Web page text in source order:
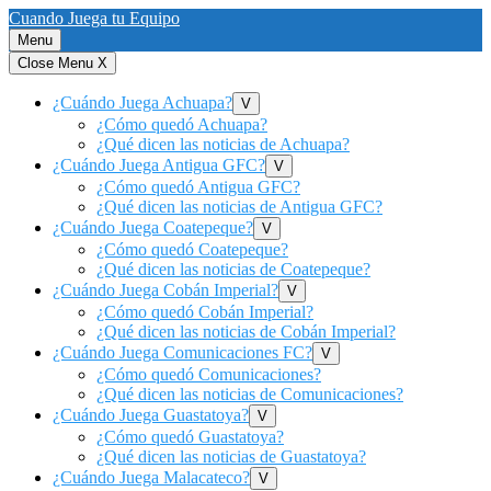
Saltar
al
contenido
Cuando Juega tu Equipo
Menu
Close Menu X
¿Cuándo Juega Achuapa? Show
sub
menu
V
¿Cómo quedó Achuapa?
¿Qué dicen las noticias de Achuapa?
¿Cuándo Juega Antigua GFC? Show
sub
menu
V
¿Cómo quedó Antigua GFC?
¿Qué dicen las noticias de Antigua GFC?
¿Cuándo Juega Coatepeque? Show
sub
menu
V
¿Cómo quedó Coatepeque?
¿Qué dicen las noticias de Coatepeque?
¿Cuándo Juega Cobán Imperial? Show
sub
menu
V
¿Cómo quedó Cobán Imperial?
¿Qué dicen las noticias de Cobán Imperial?
¿Cuándo Juega Comunicaciones FC? Show
sub
menu
V
¿Cómo quedó Comunicaciones?
¿Qué dicen las noticias de Comunicaciones?
¿Cuándo Juega Guastatoya? Show
sub
menu
V
¿Cómo quedó Guastatoya?
¿Qué dicen las noticias de Guastatoya?
¿Cuándo Juega Malacateco? Show
V